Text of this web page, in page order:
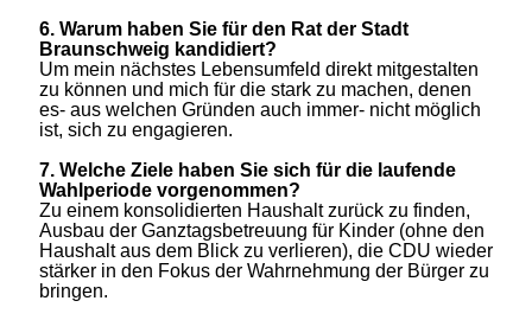
6. Warum haben Sie für den Rat der Stadt
Braunschweig kandidiert?
Um mein nächstes Lebensumfeld direkt mitgestalten
zu können und mich für die stark zu machen, denen
es- aus welchen Gründen auch immer- nicht möglich
ist, sich zu engagieren.
7. Welche Ziele haben Sie sich für die laufende
Wahlperiode vorgenommen?
Zu einem konsolidierten Haushalt zurück zu finden,
Ausbau der Ganztagsbetreuung für Kinder (ohne den
Haushalt aus dem Blick zu verlieren), die CDU wieder
stärker in den Fokus der Wahrnehmung der Bürger zu
bringen.